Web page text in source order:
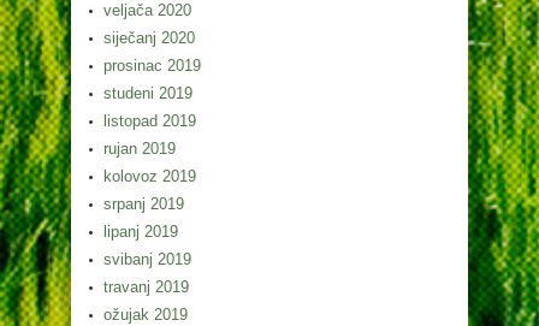
veljača 2020
siječanj 2020
prosinac 2019
studeni 2019
listopad 2019
rujan 2019
kolovoz 2019
srpanj 2019
lipanj 2019
svibanj 2019
travanj 2019
ožujak 2019